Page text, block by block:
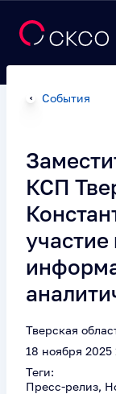
События
КСП
участие
Тверская
18 ноября 2025
Теги:
Пресс-релиз,